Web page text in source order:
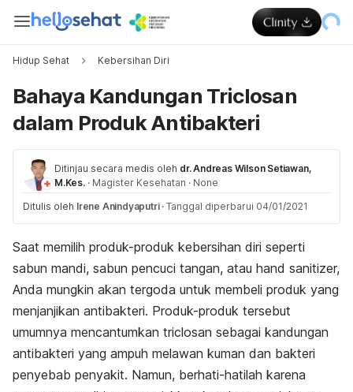
Hidup Sehat Kebersihan Diri
Bahaya Kandungan Triclosan
dalam Produk Antibakteri
Ditinjau secara medis oleh dr. Andreas Wilson Setiawan,
M.Kes. · Magister Kesehatan · None
Ditulis oleh Irene Anindyaputri · Tanggal diperbarui 04/01/2021
Saat memilih produk-produk kebersihan diri seperti
sabun mandi, sabun pencuci tangan, atau hand sanitizer,
Anda mungkin akan tergoda untuk membeli produk yang
menjanjikan antibakteri. Produk-produk tersebut
umumnya mencantumkan triclosan sebagai kandungan
antibakteri yang ampuh melawan kuman dan bakteri
penyebab penyakit. Namun, berhati-hatilah karena